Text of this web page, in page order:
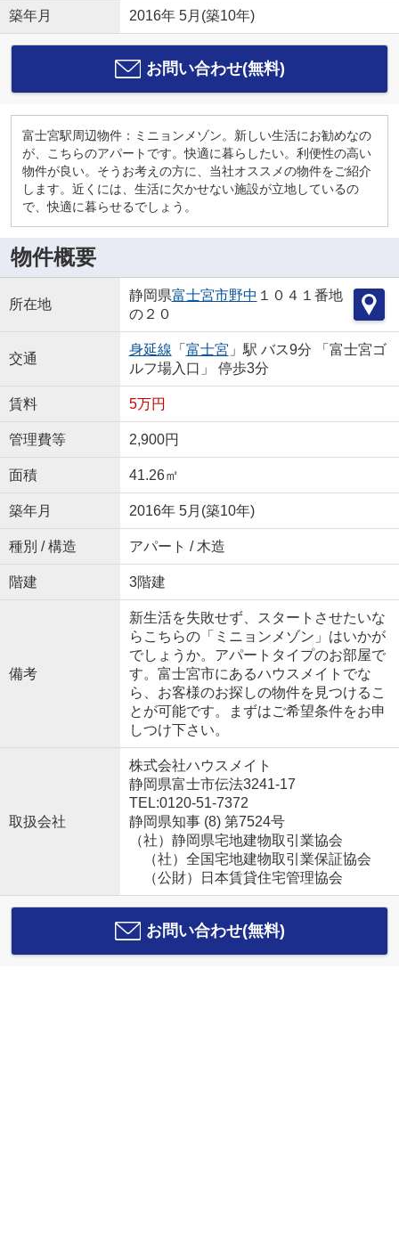
築年月 2016年 5月(築10年)
お問い合わせ(無料)
富士宮駅周辺物件：ミニョンメゾン。新しい生活にお勧めなの
が、こちらのアパートです。快適に暮らしたい。利便性の高い
物件が良い。そうお考えの方に、当社オススメの物件をご紹介
します。近くには、生活に欠かせない施設が立地しているの
で、快適に暮らせるでしょう。
物件概要
所在地
静岡県富士宮市野中 １０４１番地
の２０
交通
身延線 「 富士宮 」駅 バス9分 「富士宮ゴ
ルフ場入口」 停歩3分
賃料 5万円
管理費等 2,900円
面積 41.26㎡
築年月 2016年 5月(築10年)
種別 / 構造 アパート / 木造
階建 3階建
備考
新生活を失敗せず、スタートさせたいな
らこちらの「ミニョンメゾン」はいかが
でしょうか。アパートタイプのお部屋で
す。富士宮市にあるハウスメイトでな
ら、お客様のお探しの物件を見つけるこ
とが可能です。まずはご希望条件をお申
しつけ下さい。
取扱会社
株式会社ハウスメイト
静岡県富士市伝法3241-17
TEL:0120-51-7372
静岡県知事 (8) 第7524号
（社）静岡県宅地建物取引業協会
（社）全国宅地建物取引業保証協会
（公財）日本賃貸住宅管理協会
お問い合わせ(無料)